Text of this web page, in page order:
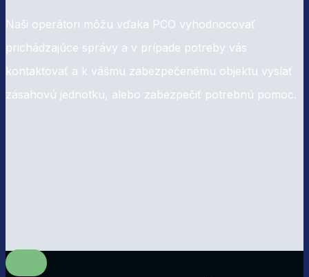
Naši operátori môžu vďaka PCO vyhodnocovať
prichádzajúce správy a v prípade potreby vás
kontaktovať a k vášmu zabezpečenému objektu vyslať
zásahovú jednotku, alebo zabezpečiť potrebnú pomoc.